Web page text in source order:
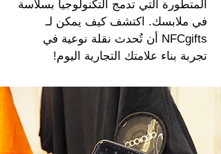
المتطورة التي تدمج التكنولوجيا بسلاسة
في ملابسك. اكتشف كيف يمكن لـ
NFCgifts أن تُحدث نقلة نوعية في
تجربة بناء علامتك التجارية اليوم!